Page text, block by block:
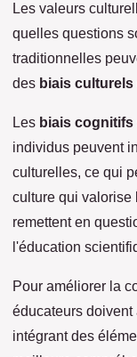
Les valeurs
quelles questions
traditionnelles
des biais culturels
Les biais cognitifs
individus peuvent
culturelles, ce qui
culture qui valorise
remettent en
l'éducation
Pour améliorer la
éducateurs doivent
intégrant des